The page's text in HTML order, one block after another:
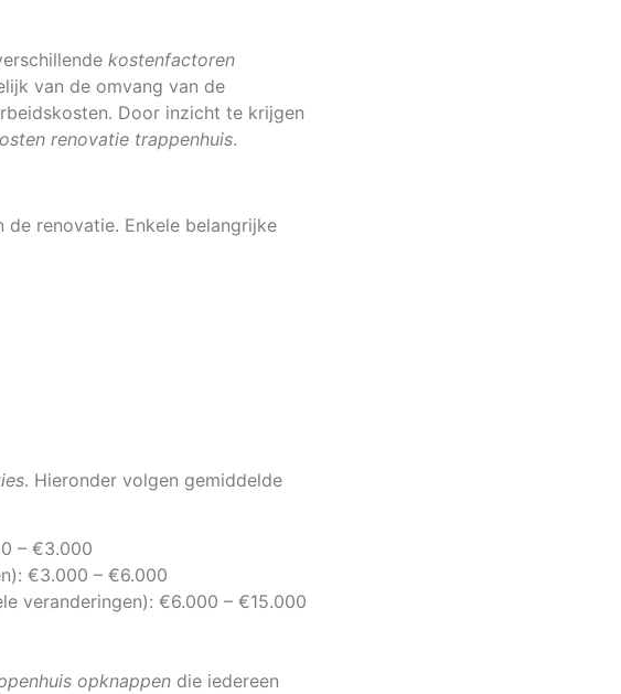
kostenfactoren
van de omvang van de
Door inzicht te krijgen
renovatie trappenhuis.
renovatie. Enkele belangrijke
. Hieronder volgen gemiddelde
– €3.000
€3.000 – €6.000
veranderingen): €6.000 – €15.000
opknappen die iedereen